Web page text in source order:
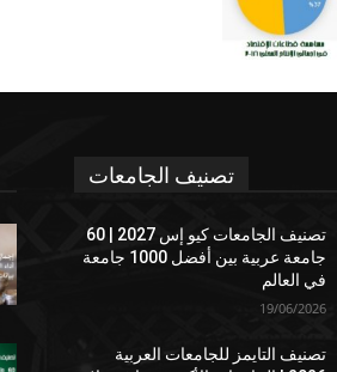
تصنيف الجامعات
تصنيف الجامعات كيو إس 2027 | 60
جامعة عربية بين أفضل 1000 جامعة
في العالم
19/06/2026
تصنيف التايمز للجامعات العربية